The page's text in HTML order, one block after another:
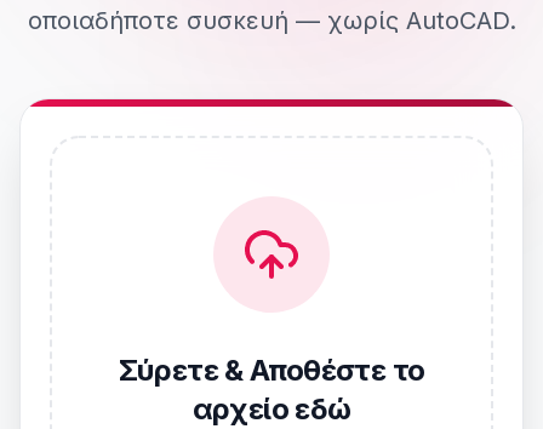
οποιαδήποτε συσκευή — χωρίς AutoCAD.
Σύρετε & Αποθέστε το
αρχείο εδώ